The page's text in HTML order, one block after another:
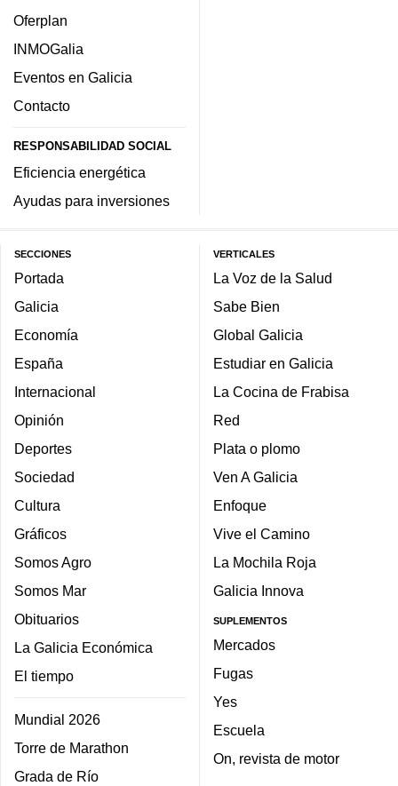
Oferplan
INMOGalia
Eventos en Galicia
Contacto
RESPONSABILIDAD SOCIAL
Eficiencia energética
Ayudas para inversiones
SECCIONES
Portada
Galicia
Economía
España
Internacional
Opinión
Deportes
Sociedad
Cultura
Gráficos
Somos Agro
Somos Mar
Obituarios
La Galicia Económica
El tiempo
Mundial 2026
Torre de Marathon
Grada de Río
VERTICALES
La Voz de la Salud
Sabe Bien
Global Galicia
Estudiar en Galicia
La Cocina de Frabisa
Red
Plata o plomo
Ven A Galicia
Enfoque
Vive el Camino
La Mochila Roja
Galicia Innova
SUPLEMENTOS
Mercados
Fugas
Yes
Escuela
On, revista de motor